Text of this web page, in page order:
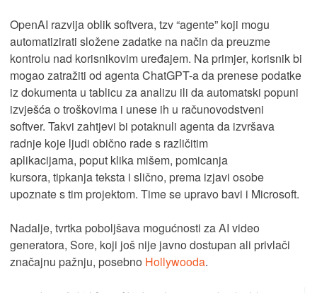
OpenAI razvija oblik softvera, tzv “agente” koji mogu
automatizirati složene zadatke na način da preuzme
kontrolu nad korisnikovim uređajem. Na primjer, korisnik bi
mogao zatražiti od agenta ChatGPT-a da prenese podatke
iz dokumenta u tablicu za analizu ili da automatski popuni
izvješća o troškovima i unese ih u računovodstveni
softver. Takvi zahtjevi bi potaknuli agenta da izvršava
radnje koje ljudi obično rade s različitim
aplikacijama, poput klika mišem, pomicanja
kursora, tipkanja teksta i slično, prema izjavi osobe
upoznate s tim projektom. Time se upravo bavi i Microsoft.
Nadalje, tvrtka poboljšava mogućnosti za AI video
generatora, Sore, koji još nije javno dostupan ali privlači
značajnu pažnju, posebno Hollywooda.